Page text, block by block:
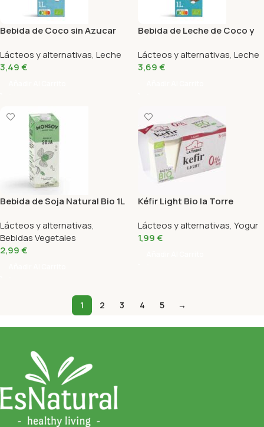
Bebida de Coco sin Azucar
Lácteos y alternativas, Leche
3,49€
Bebida de Leche de Coco y
Lácteos y alternativas, Leche
3,69€
Bebida de Soja Natural Bio 1L
Lácteos y alternativas,
Bebidas Vegetales
2,99€
Kéfir Light Bio la Torre
Lácteos y alternativas, Yogur
1,99€
1 2 3 4 5 →